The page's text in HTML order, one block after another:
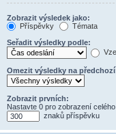
Zobrazit výsledek jako:
Příspěvky
Témata
Seřadit výsledky podle:
Omezit výsledky na
Zobrazit prvních:
Nastavte 0 pro zobrazení
znaků příspěvku